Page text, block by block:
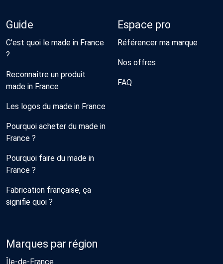
Guide
C'est quoi le made in France
?
Reconnaître un produit
made in France
Les logos du made in France
Pourquoi acheter du made in
France ?
Pourquoi faire du made in
France ?
Fabrication française, ça
signifie quoi ?
Espace pro
Référencer ma marque
Nos offres
FAQ
Marques par région
Île-de-France